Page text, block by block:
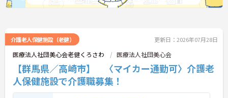
介護老人保健施設（老健） 更新日：2026年07月28日
医療法人社団美心会老健くろさわ 医療法人社団美心会
【群馬県／高崎市】 〈マイカー通勤可〉介護老
人保健施設で介護職募集！